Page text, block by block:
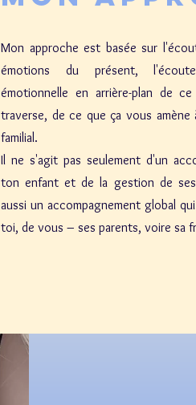
Mon approche est basée sur
émotions du présent,
émotionnelle en arrière-plan de
traverse, de ce que ça vous amène
familial.
Il ne s'agit pas seulement d'un
ton enfant et de la gestion de
aussi un accompagnement global
toi, de vous – ses parents, voire sa